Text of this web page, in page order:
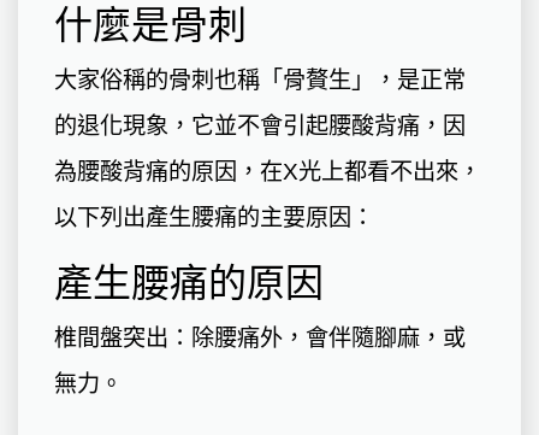
什麼是骨刺
大家俗稱的骨刺也稱「骨贅生」，是正常
的退化現象，它並不會引起腰酸背痛，因
為腰酸背痛的原因，在X光上都看不出來，
以下列出產生腰痛的主要原因：
產生腰痛的原因
椎間盤突出：除腰痛外，會伴隨腳麻，或
無力。